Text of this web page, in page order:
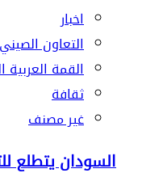
اخبار
التعاون
القمة العربية
ثقافة
غير مصنف
السودان يتطلع